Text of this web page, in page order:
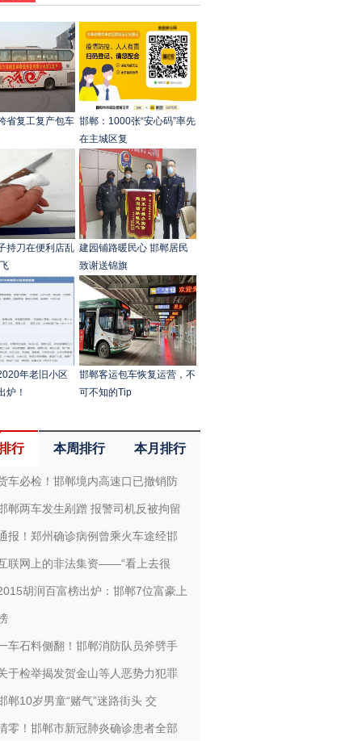
省复工复产包车 邯郸：1000张“安心码”率先
在主城区复
持刀在便利店乱 建园铺路暖民心 邯郸居民
致谢送锦旗
年老旧小区
炉！
邯郸客运包车恢复运营，不
可不知的Tip
行 本周排行 本月排行
车必检！邯郸境内高速口已撤销防
郸两车发生剐蹭 报警司机反被拘留
报！郑州确诊病例曾乘火车途经邯
联网上的非法集资——“看上去很
胡润百富榜出炉：邯郸7位富豪上
车石料侧翻！邯郸消防队员斧劈手
于检举揭发贺金山等人恶势力犯罪
郸10岁男童“赌气”迷路街头 交
零！邯郸市新冠肺炎确诊患者全部